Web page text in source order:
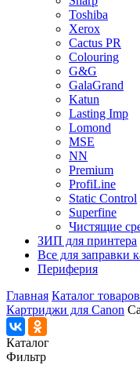
Toshiba
Xerox
Cactus PR
Colouring
G&G
GalaGrand
Katun
Lasting Imp
Lomond
MSE
NN
Premium
ProfiLine
Static Control
Superfine
Чистящие
ЗИП для принтера
Все для заправки
Периферия
Главная Каталог товаров
Картриджи для Canon
Каталог
Фильтр